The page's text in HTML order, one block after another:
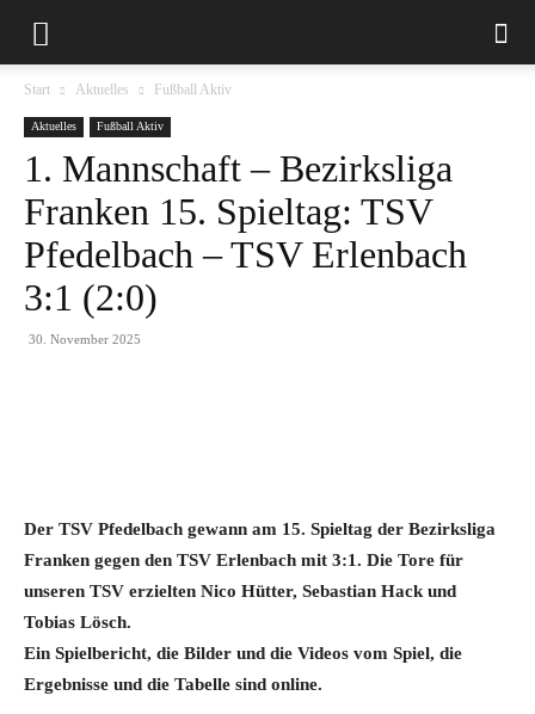
Start Aktuelles Fußball Aktiv
Aktuelles Fußball Aktiv
1. Mannschaft – Bezirksliga
Franken 15. Spieltag: TSV
Pfedelbach – TSV Erlenbach
3:1 (2:0)
30. November 2025
Der TSV Pfedelbach gewann am 15. Spieltag der Bezirksliga
Franken gegen den TSV Erlenbach mit 3:1. Die Tore für
unseren TSV erzielten Nico Hütter, Sebastian Hack und
Tobias Lösch.
Ein Spielbericht, die Bilder und die Videos vom Spiel, die
Ergebnisse und die Tabelle sind online.